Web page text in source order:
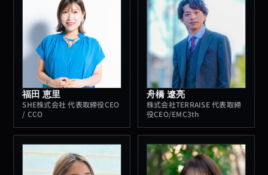
福田 恵里
SHE株式会社 代表取締役CEO
/ CCO
舟橋 遼亮
株式会社TERRAISE 代表取締
役CEO/EMC3th